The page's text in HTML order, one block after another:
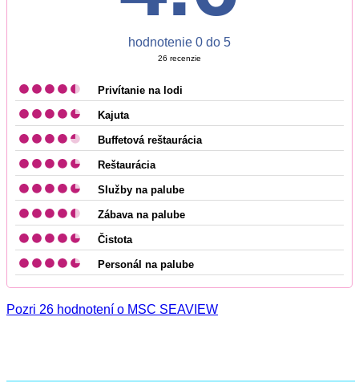
hodnotenie 0 do 5
26 recenzie
Privítanie na lodi
Kajuta
Buffetová reštaurácia
Reštaurácia
Služby na palube
Zábava na palube
Čistota
Personál na palube
Pozri 26 hodnotení o MSC SEAVIEW